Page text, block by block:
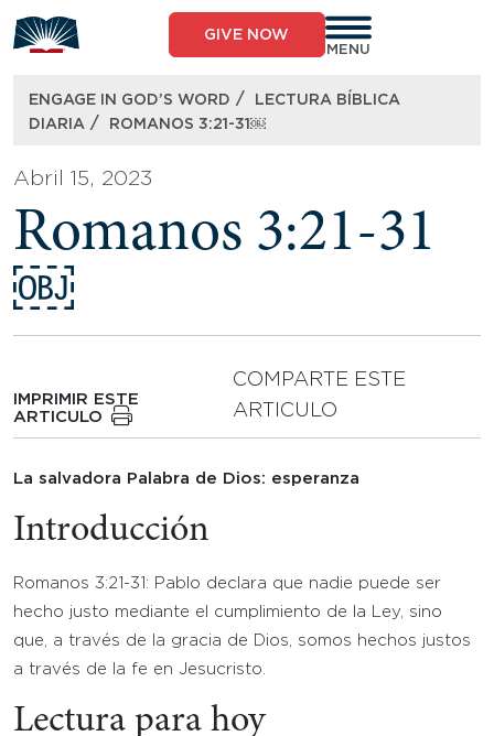
to
content
GIVE NOW
MENU
ENGAGE IN GOD’S WORD /
LECTURA BÍBLICA
DIARIA / ROMANOS 3:21-31￼
Abril 15, 2023
Romanos 3:21-31
￼
IMPRIMIR ESTE
ARTICULO
COMPARTE ESTE
ARTICULO
La salvadora Palabra de Dios: esperanza
Introducción
Romanos 3:21-31: Pablo declara que nadie puede ser
hecho justo mediante el cumplimiento de la Ley, sino
que, a través de la gracia de Dios, somos hechos justos
a través de la fe en Jesucristo.
Lectura para hoy